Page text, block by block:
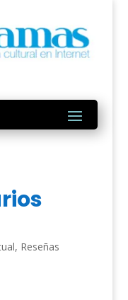
, Reseñas